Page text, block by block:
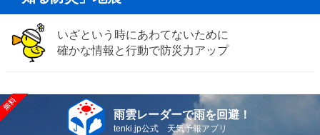
いざという時にあわてないために
確かな情報と行動で防災力アップ
雨雲レーダーで雨を回避！
tenki.jp公式 天気予報アプリ